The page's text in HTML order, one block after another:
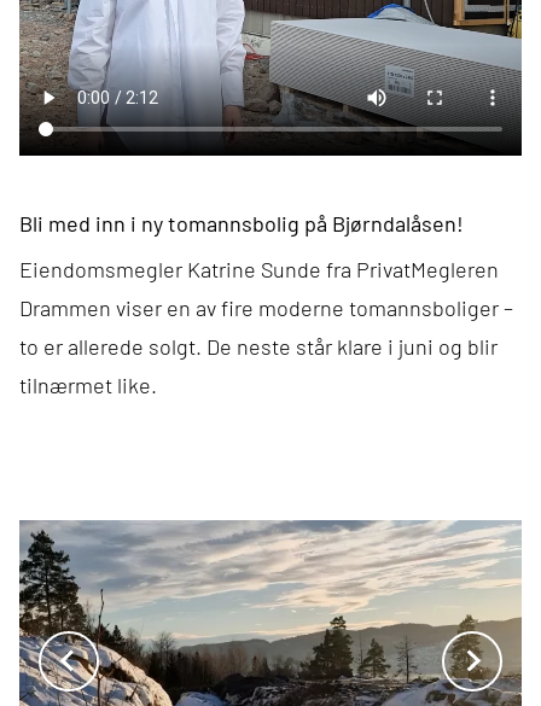
Bli med inn i ny tomannsbolig på Bjørndalåsen!
Eiendomsmegler Katrine Sunde fra PrivatMegleren
Drammen viser en av fire moderne tomannsboliger –
to er allerede solgt. De neste står klare i juni og blir
tilnærmet like.